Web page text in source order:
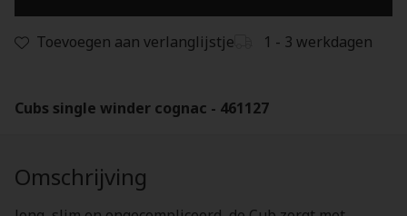
Toevoegen aan verlanglijstje 1 - 3 werkdagen
Cubs single winder cognac - 461127
Omschrijving